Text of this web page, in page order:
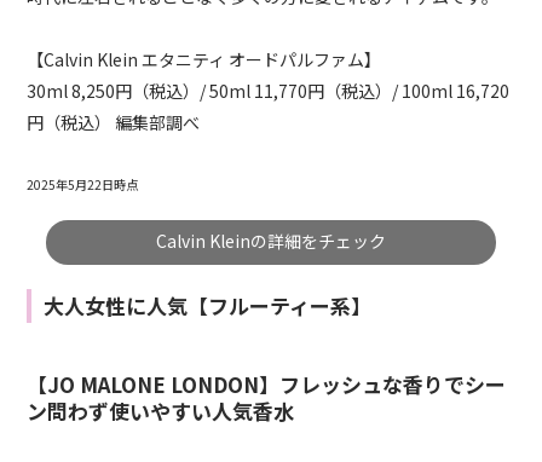
【Calvin Kleinエタニティ オードパルファム】
30ml 8,250円（税込）/ 50ml 11,770円（税込）/ 100ml 16,720
円（税込） 編集部調べ
2025年5月22日時点
Calvin Kleinの詳細をチェック
大人女性に人気【フルーティー系】
【JO MALONE LONDON】フレッシュな香りでシー
ン問わず使いやすい人気香水